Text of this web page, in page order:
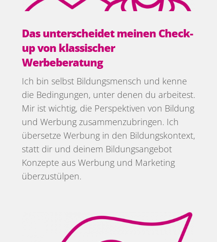
Das unterscheidet meinen Check-
up von klassischer
Werbeberatung
Ich bin selbst Bildungsmensch und kenne
die Bedingungen, unter denen du arbeitest.
Mir ist wichtig, die Perspektiven von Bildung
und Werbung zusammenzubringen. Ich
übersetze Werbung in den Bildungskontext,
statt dir und deinem Bildungsangebot
Konzepte aus Werbung und Marketing
überzustülpen.